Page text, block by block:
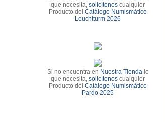
que necesita,solicítenos cualquier
Producto delCatálogo Numismático
Leuchtturm 2026
Si no encuentra en Nuestra Tienda lo
que necesita,solicítenos cualquier
Producto delCatálogo Numismático
Pardo 2025